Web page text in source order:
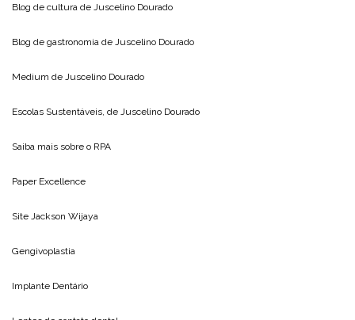
Blog de cultura de Juscelino Dourado
Blog de gastronomia de Juscelino Dourado
Medium de Juscelino Dourado
Escolas Sustentáveis, de Juscelino Dourado
Saiba mais sobre o RPA
Paper Excellence
Site Jackson Wijaya
Gengivoplastia
Implante Dentário